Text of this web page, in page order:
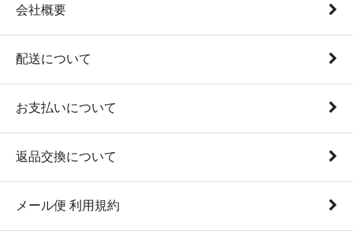
会社概要
配送について
お支払いについて
返品交換について
メール便 利用規約